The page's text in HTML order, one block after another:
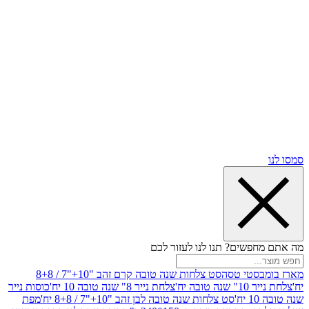
תנו לנו לעזור לכם
טסה
סט צלחות שנה טובה קרם זהב "10+"7 / 8+8
יח'
צלחת נייר 8" שנה טובה 10 יח'
כוסות נייר
סט צלחות שנה טובה לבן זהב "10+"7 / 8+8 יח'
מפת